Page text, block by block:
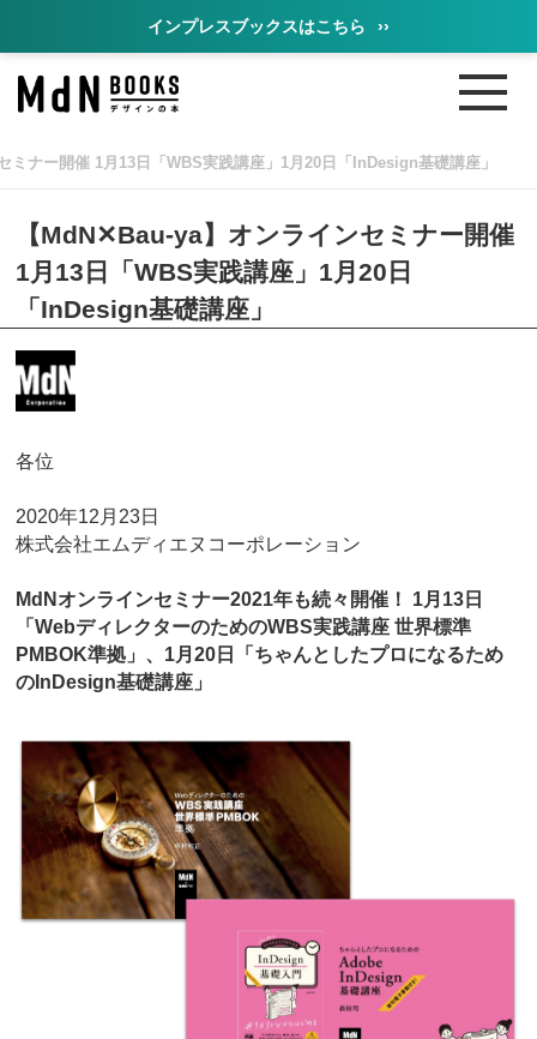
インプレスブックスはこちら ››
ナー開催 1月13日「WBS実践講座」1月20日「InDesign基礎講座」
【MdN✕Bau-ya】オンラインセミナー開催
1月13日「WBS実践講座」1月20日
「InDesign基礎講座」
各位
2020年12月23日
株式会社エムディエヌコーポレーション
MdNオンラインセミナー2021年も続々開催！ 1月13日
「WebディレクターのためのWBS実践講座 世界標準
PMBOK準拠」、1月20日「ちゃんとしたプロになるため
のInDesign基礎講座」